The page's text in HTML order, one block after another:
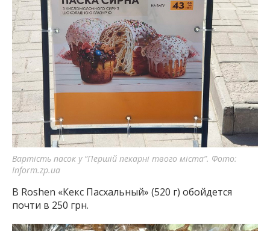
Вартість пасок у “Першій пекарні твого міста”. Фото:
Inform.zp.ua
В Roshen «Кекс Пасхальный» (520 г) обойдется
почти в 250 грн.